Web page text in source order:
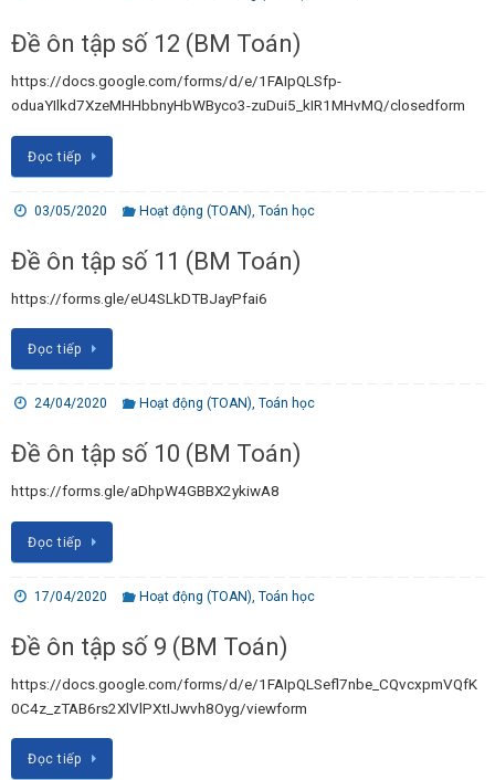
Đề ôn tập số 12 (BM Toán)
https://docs.google.com/forms/d/e/1FAIpQLSfp-
oduaYIlkd7XzeMHHbbnyHbWByco3-zuDui5_kIR1MHvMQ/closedform
Đọc tiếp
03/05/2020 Hoạt động (TOAN) ,Toán học
Đề ôn tập số 11 (BM Toán)
https://forms.gle/eU4SLkDTBJayPfai6
Đọc tiếp
24/04/2020 Hoạt động (TOAN),Toán học
Đề ôn tập số 10 (BM Toán)
https://forms.gle/aDhpW4GBBX2ykiwA8
Đọc tiếp
17/04/2020 Hoạt động (TOAN),Toán học
Đề ôn tập số 9 (BM Toán)
https://docs.google.com/forms/d/e/1FAIpQLSefl7nbe_CQvcxpmVQfK
0C4z_zTAB6rs2XlVlPXtIJwvh8Oyg/viewform
Đọc tiếp